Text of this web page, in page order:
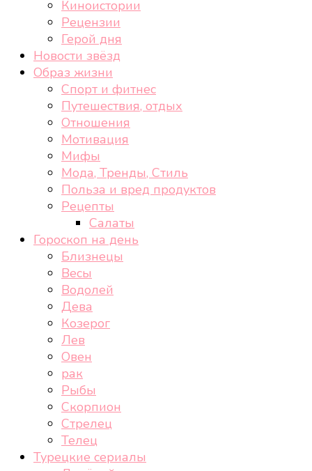
здоровом образе жизни, спорте, стиле, отдыхе и
Киноистории
Рецензии
Герой дня
Новости звёзд
Образ жизни
Спорт и фитнес
Путешествия, отдых
Отношения
Мотивация
Мифы
Мода, Тренды, Стиль
Польза и вред продуктов
Рецепты
Салаты
Гороскоп на день
Близнецы
Весы
Водолей
Дева
Козерог
Лев
Овен
рак
Рыбы
Скорпион
Стрелец
Телец
Турецкие сериалы